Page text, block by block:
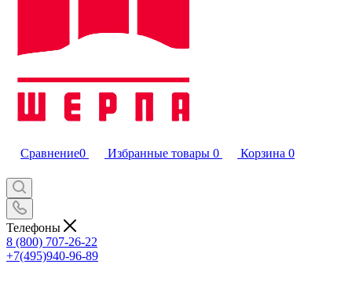
Сравнение0 Избранные товары 0 Корзина 0
Телефоны
8 (800) 707-26-22
+7(495)940-96-89